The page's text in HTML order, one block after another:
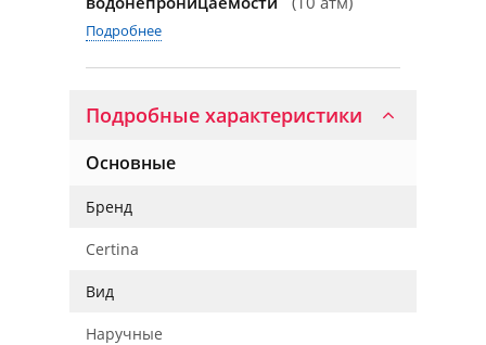
Подробнее
Подробные характеристики
Основные
Бренд
Certina
Вид
Наручные